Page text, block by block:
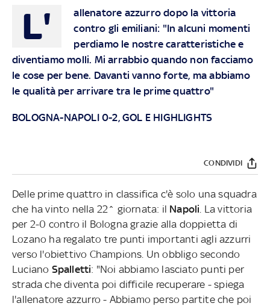
L'
allenatore azzurro dopo la vittoria
contro gli emiliani: "In alcuni momenti
perdiamo le nostre caratteristiche e
diventiamo molli. Mi arrabbio quando non facciamo
le cose per bene. Davanti vanno forte, ma abbiamo
le qualità per arrivare tra le prime quattro"
BOLOGNA-NAPOLI 0-2, GOL E HIGHLIGHTS
CONDIVIDI
Delle prime quattro in classifica c'è solo una squadra
che ha vinto nella 22^ giornata: il Napoli . La vittoria
per 2-0 contro il Bologna grazie alla doppietta di
Lozano ha regalato tre punti importanti agli azzurri
verso l'obiettivo Champions. Un obbligo secondo
Luciano Spalletti: "Noi abbiamo lasciato punti per
strada che diventa poi difficile recuperare - spiega
l'allenatore azzurro - Abbiamo perso partite che poi